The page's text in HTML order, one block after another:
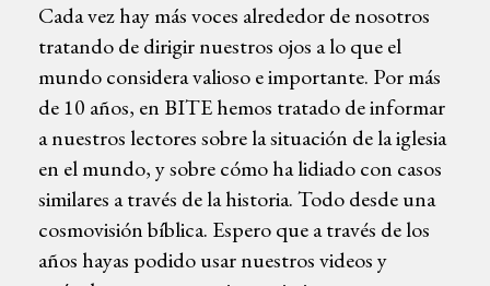
Cada vez hay más voces alrededor de nosotros
tratando de dirigir nuestros ojos a lo que el
mundo considera valioso e importante. Por más
de 10 años, en BITE hemos tratado de informar
a nuestros lectores sobre la situación de la iglesia
en el mundo, y sobre cómo ha lidiado con casos
similares a través de la historia. Todo desde una
cosmovisión bíblica. Espero que a través de los
años hayas podido usar nuestros videos y